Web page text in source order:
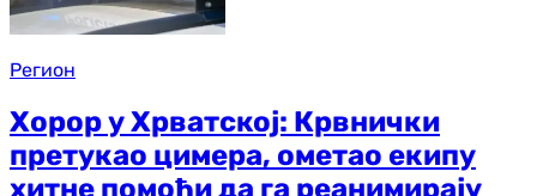
Регион
Хорор у Хрватској: Крвнички
претукао цимера, ометао екипу
хитне помоћи да га реанимирају